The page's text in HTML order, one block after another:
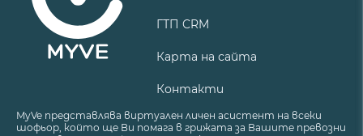
ГТП CRM
Карта на сайта
Контакти
MyVe представлява виртуален личен асистент на всеки
шофьор, който ще Ви помага в грижата за Вашите превозни